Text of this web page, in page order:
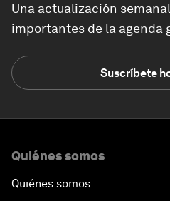
Una actualización
importantes de la agenda
Suscríbete
Quiénes somos
Quiénes somos